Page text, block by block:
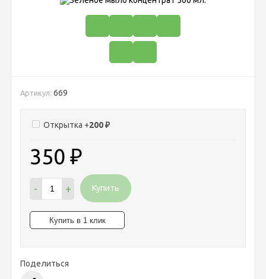
Артикул: 669
Открытка +200₽
350 ₽
- + Купить
Поделиться